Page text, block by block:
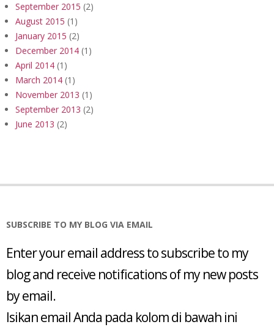
September 2015 (2)
August 2015 (1)
January 2015 (2)
December 2014 (1)
April 2014 (1)
March 2014 (1)
November 2013 (1)
September 2013 (2)
June 2013 (2)
SUBSCRIBE TO MY BLOG VIA EMAIL
Enter your email address to subscribe to my
blog and receive notifications of my new posts
by email.
Isikan email Anda pada kolom di bawah ini